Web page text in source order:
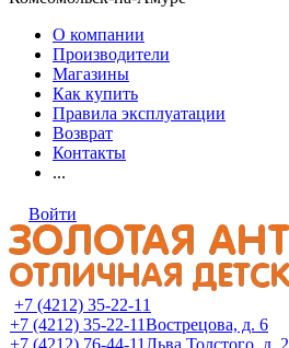
О компании
Производители
Магазины
Как купить
Правила эксплуатации
Возврат
Контакты
...
Войти
+7 (4212) 35-22-11
+7 (4212) 35-22-11Вострецова, д. 6
+7 (4212) 76-44-11Льва Толстого, д. 2